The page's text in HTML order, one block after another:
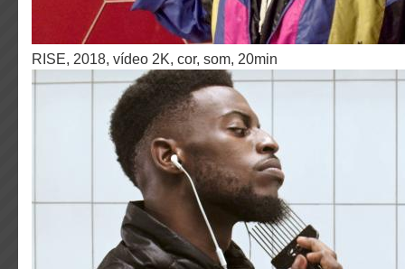
RISE, 2018, vídeo 2K, cor, som, 20min